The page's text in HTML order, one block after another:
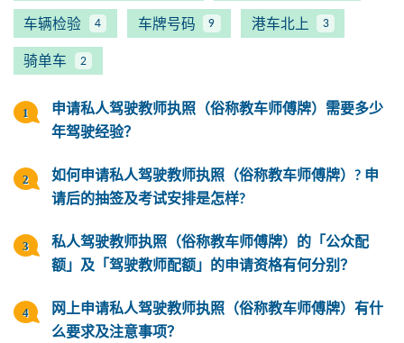
车辆检验 4 车牌号码 9 港车北上 3
骑单车 2
申请私人驾驶教师执照（俗称教车师傅牌）需要多少
年驾驶经验？
如何申请私人驾驶教师执照（俗称教车师傅牌）? 申
请后的抽签及考试安排是怎样?
私人驾驶教师执照（俗称教车师傅牌）的「公众配
额」及「驾驶教师配额」的申请资格有何分别？
网上申请私人驾驶教师执照（俗称教车师傅牌）有什
么要求及注意事项？